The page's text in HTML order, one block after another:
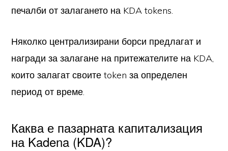
печалби от залагането на KDA tokens.
Няколко централизирани борси предлагат и
награди за залагане на притежателите на KDA,
които залагат своите token за определен
период от време.
Каква е пазарната капитализация
на Kadena (KDA)?